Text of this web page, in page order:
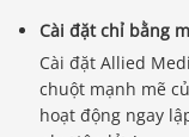
Cài đặt chỉ bằng
Cài đặt Allied
chuột mạnh mẽ
hoạt động ngay